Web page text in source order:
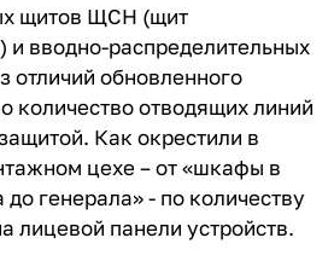
щитов ЩСН (щит
и вводно-распределительных
отличий обновленного
количество отводящих линий
Как окрестили в
цехе – от «шкафы в
до генерала» - по количеству
лицевой панели устройств.